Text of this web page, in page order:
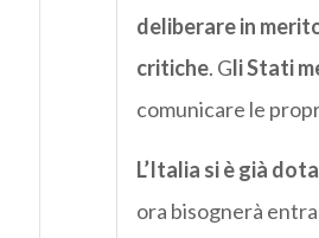
deliberare in
critiche. Gli Stati
comunicare le
L’Italia si è già
ora bisognerà